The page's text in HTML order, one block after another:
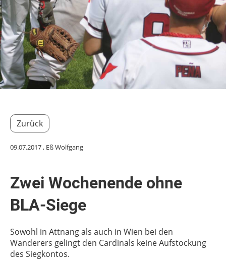
Zurück
09.07.2017, Eß Wolfgang
Zwei Wochenende ohne
BLA-Siege
Sowohl in Attnang als auch in Wien bei den
Wanderers gelingt den Cardinals keine Aufstockung
des Siegkontos.